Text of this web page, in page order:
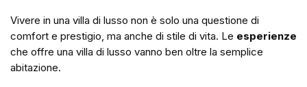
Vivere in una villa di lusso non è solo una questione di
comfort e prestigio, ma anche di stile di vita. Le esperienze
che offre una villa di lusso vanno ben oltre la semplice
abitazione.